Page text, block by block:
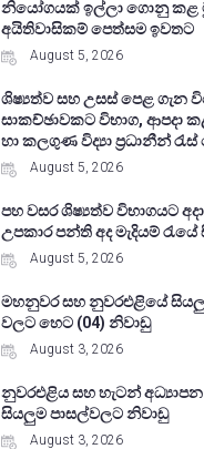
නියෝගයක් ඉල්ලා ගොනු කළ
අයිතිවාසිකම් පෙත්සම ඉවතට
August 5, 2026
ශිෂ්‍යත්ව සහ උසස් පෙළ ගැන
සාකච්ඡාවකට විභාග, ආපදා
හා කලගුණ විද්‍යා ප්‍රධානීන්
August 5, 2026
පහ වසර ශිෂ්‍යත්ව විභාගයට
උපකාර පන්ති අද මැදියම්
August 5, 2026
මහනුවර සහ නුවරඑළියේ
වලට හෙට (04) නිවාඩු
August 3, 2026
නුවරඑළිය සහ හැටන්
සියලුම පාසල්වලට නිවාඩු
August 3, 2026